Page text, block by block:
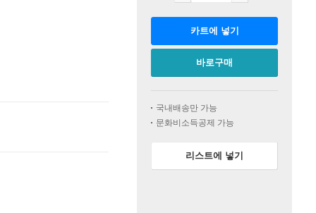
카트에 넣기
바로구매
국내배송만 가능
문화비소득공제 가능
리스트에 넣기